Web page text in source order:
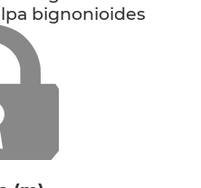
bignonioides